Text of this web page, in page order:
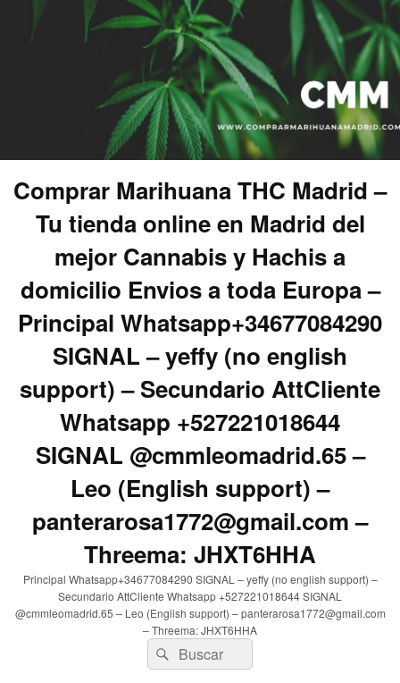
Comprar Marihuana THC Madrid –
Tu tienda online en Madrid del
mejor Cannabis y Hachis a
domicilio Envios a toda Europa –
Principal Whatsapp+34677084290
SIGNAL – yeffy (no english
support) – Secundario AttCliente
Whatsapp +527221018644
SIGNAL @cmmleomadrid.65 –
Leo (English support) –
panterarosa1772@gmail.com –
Threema: JHXT6HHA
Principal Whatsapp+34677084290 SIGNAL – yeffy (no english support) –
Secundario AttCliente Whatsapp +527221018644 SIGNAL
@cmmleomadrid.65 – Leo (English support) – panterarosa1772@gmail.com
– Threema: JHXT6HHA
Buscar
por:
Buscar